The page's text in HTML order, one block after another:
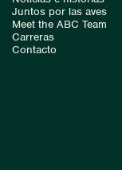
Juntos por las aves
Meet the ABC Team
Carreras
Contacto